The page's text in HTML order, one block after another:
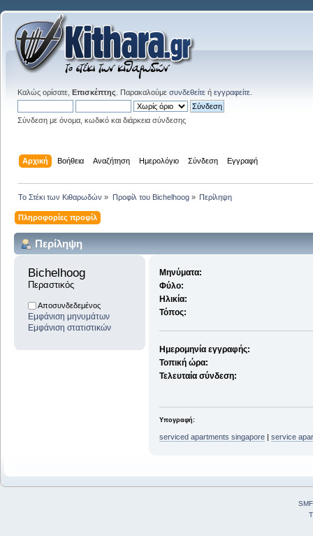
Καλώς ορίσατε, Επισκέπτης . Παρακαλούμε συνδεθείτε ή εγγραφείτε
Σύνδεση με όνομα, κωδικό και διάρκεια σύνδεσης
Αρχική Βοήθεια Αναζήτηση Ημερολόγιο Σύνδεση Εγγραφή
Το Στέκι των Κιθαρωδών » Προφίλ του Bichelhoog» Περίληψη
Πληροφορίες προφίλ
Περίληψη
Bichelhoog
Περαστικός
Αποσυνδεδεμένος
Εμφάνιση μηνυμάτων
Εμφάνιση στατιστικών
Μηνύματα:
Φύλο:
Ηλικία:
Τόπος:
Ημερομηνία εγγραφής:
Τοπική ώρα:
Τελευταία σύνδεση:
Υπογραφή:
serviced apartments singapore| service